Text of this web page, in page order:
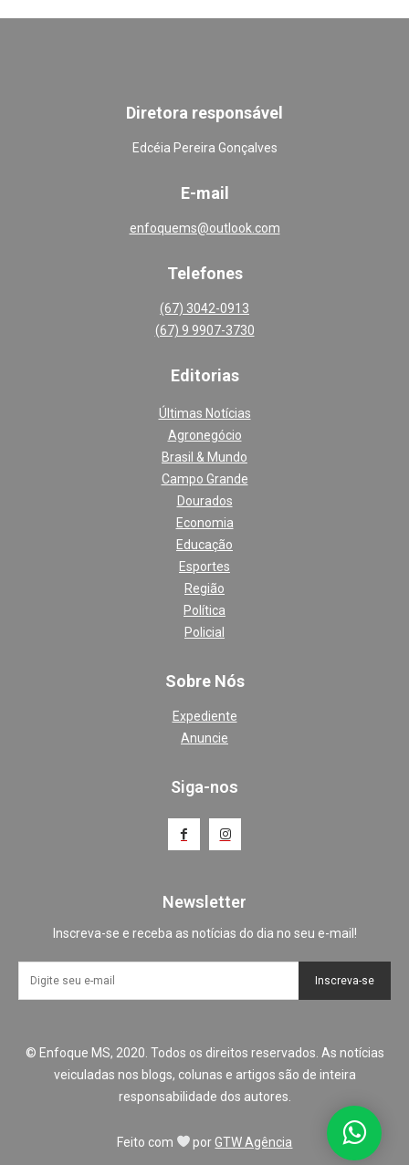
Diretora responsável
Edcéia Pereira Gonçalves
E-mail
enfoquems@outlook.com
Telefones
(67) 3042-0913
(67) 9 9907-3730
Editorias
Últimas Notícias
Agronegócio
Brasil & Mundo
Campo Grande
Dourados
Economia
Educação
Esportes
Região
Política
Policial
Sobre Nós
Expediente
Anuncie
Siga-nos
Newsletter
Inscreva-se e receba as notícias do dia no seu e-mail!
Inscreva-se
© Enfoque MS, 2020. Todos os direitos reservados. As notícias
veiculadas nos blogs, colunas e artigos são de inteira
responsabilidade dos autores.
Feito com porGTW Agência